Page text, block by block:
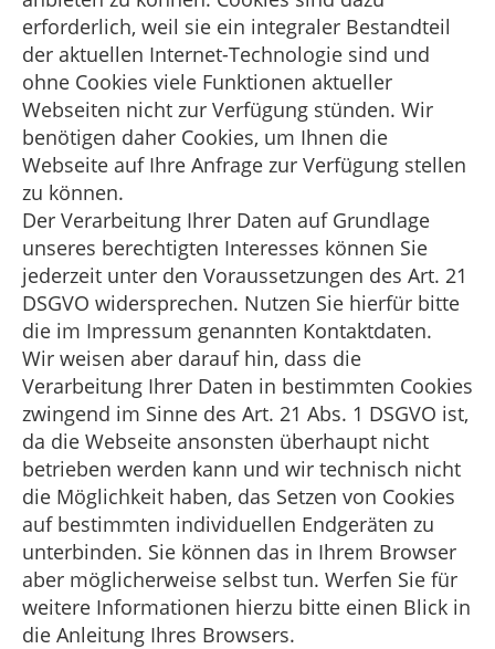
erforderlich, weil sie ein integraler Bestandteil
der aktuellen Internet-Technologie sind und
ohne Cookies viele Funktionen aktueller
Webseiten nicht zur Verfügung stünden. Wir
benötigen daher Cookies, um Ihnen die
Webseite auf Ihre Anfrage zur Verfügung stellen
zu können.
Der Verarbeitung Ihrer Daten auf Grundlage
unseres berechtigten Interesses können Sie
jederzeit unter den Voraussetzungen des Art. 21
DSGVO widersprechen. Nutzen Sie hierfür bitte
die im Impressum genannten Kontaktdaten.
Wir weisen aber darauf hin, dass die
Verarbeitung Ihrer Daten in bestimmten Cookies
zwingend im Sinne des Art. 21 Abs. 1 DSGVO ist,
da die Webseite ansonsten überhaupt nicht
betrieben werden kann und wir technisch nicht
die Möglichkeit haben, das Setzen von Cookies
auf bestimmten individuellen Endgeräten zu
unterbinden. Sie können das in Ihrem Browser
aber möglicherweise selbst tun. Werfen Sie für
weitere Informationen hierzu bitte einen Blick in
die Anleitung Ihres Browsers.